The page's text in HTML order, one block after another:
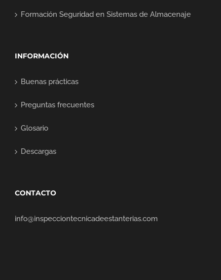
Formación Seguridad en Sistemas de Almacenaje
INFORMACIÓN
Buenas prácticas
Preguntas frecuentes
Glosario
Descargas
CONTACTO
info@inspecciontecnicadeestanterias.com